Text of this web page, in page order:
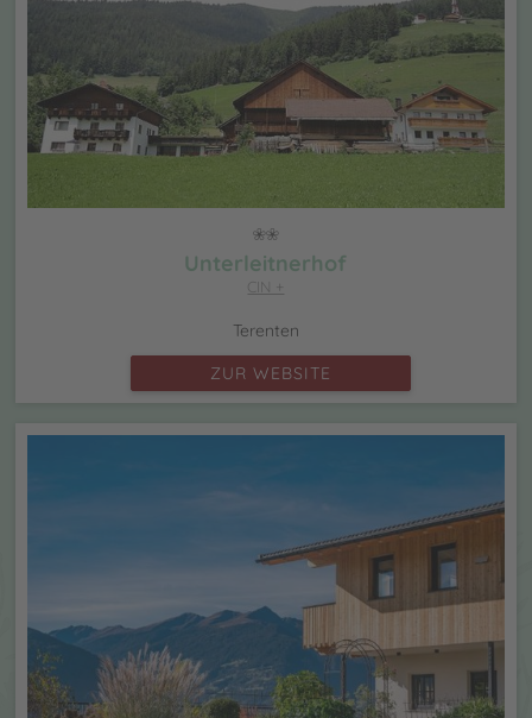
Unterleitnerhof
CIN +
Terenten
ZUR WEBSITE